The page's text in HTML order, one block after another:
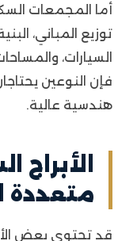
أما المجمعات
توزيع المباني،
السيارات،
فإن النوعين
هندسية عالية.
متعددة
قد تحتوي بعض